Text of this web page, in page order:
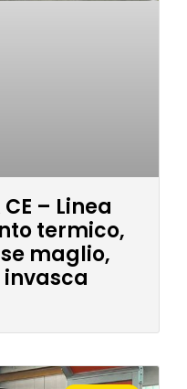
CE – Linea
termico,
maglio,